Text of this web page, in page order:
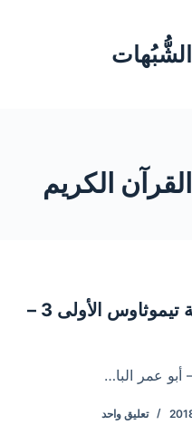
الكريم
تحريف نَص رسالة تيموثاوس الأولى 3 –
أبو عمر البا…
تعليق واحد